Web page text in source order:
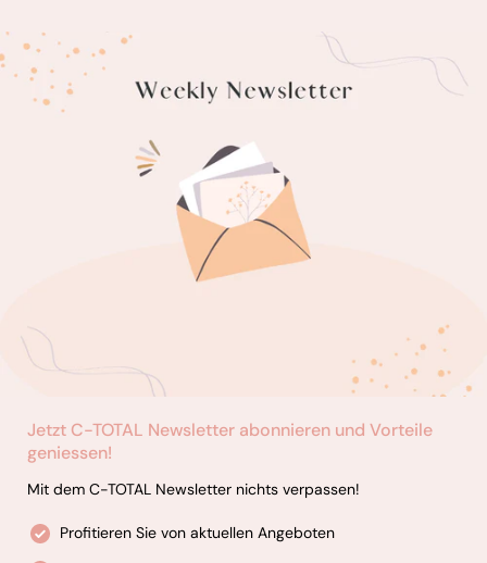
Jetzt C-TOTAL Newsletter abonnieren und Vorteile
geniessen!
Mit dem C-TOTAL Newsletter nichts verpassen!
Profitieren Sie von aktuellen Angeboten